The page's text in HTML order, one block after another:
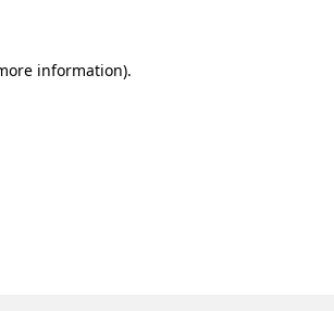
information).